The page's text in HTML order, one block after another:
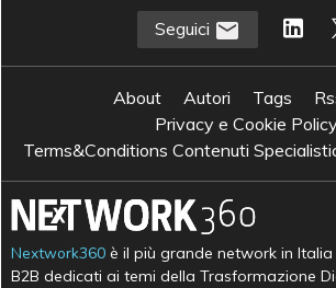
Seguici
About Autori Tags
Privacy e Cookie
Terms&Conditions Contenuti
Nextwork360 è il più grande network in
B2B dedicati ai temi della Trasformazione